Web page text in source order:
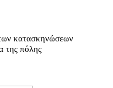
κατασκηνώσεων
της πόλης